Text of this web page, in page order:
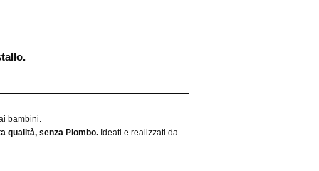
.
bambini.
qualità, senza Piombo. Ideati e realizzati da